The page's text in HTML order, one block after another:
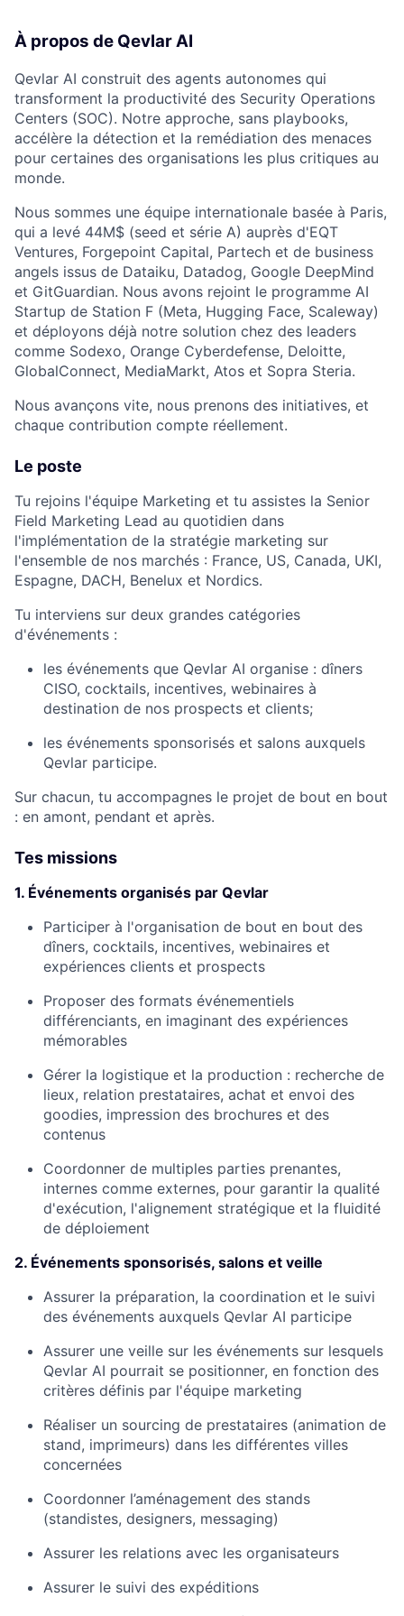
À propos de Qevlar AI
Qevlar AI construit des agents autonomes qui
transforment la productivité des Security Operations
Centers (SOC). Notre approche, sans playbooks,
accélère la détection et la remédiation des menaces
pour certaines des organisations les plus critiques au
monde.
Nous sommes une équipe internationale basée à Paris,
qui a levé 44M$ (seed et série A) auprès d'EQT
Ventures, Forgepoint Capital, Partech et de business
angels issus de Dataiku, Datadog, Google DeepMind
et GitGuardian. Nous avons rejoint le programme AI
Startup de Station F (Meta, Hugging Face, Scaleway)
et déployons déjà notre solution chez des leaders
comme Sodexo, Orange Cyberdefense, Deloitte,
GlobalConnect, MediaMarkt, Atos et Sopra Steria.
Nous avançons vite, nous prenons des initiatives, et
chaque contribution compte réellement.
Le poste
Tu rejoins l'équipe Marketing et tu assistes la Senior
Field Marketing Lead au quotidien dans
l'implémentation de la stratégie marketing sur
l'ensemble de nos marchés : France, US, Canada, UKI,
Espagne, DACH, Benelux et Nordics.
Tu interviens sur deux grandes catégories
d'événements :
les événements que Qevlar AI organise : dîners
CISO, cocktails, incentives, webinaires à
destination de nos prospects et clients;
les événements sponsorisés et salons auxquels
Qevlar participe.
Sur chacun, tu accompagnes le projet de bout en bout
: en amont, pendant et après.
Tes missions
1. Événements organisés par Qevlar
Participer à l'organisation de bout en bout des
dîners, cocktails, incentives, webinaires et
expériences clients et prospects
Proposer des formats événementiels
différenciants, en imaginant des expériences
mémorables
Gérer la logistique et la production : recherche de
lieux, relation prestataires, achat et envoi des
goodies, impression des brochures et des
contenus
Coordonner de multiples parties prenantes,
internes comme externes, pour garantir la qualité
d'exécution, l'alignement stratégique et la fluidité
de déploiement
2. Événements sponsorisés, salons et veille
Assurer la préparation, la coordination et le suivi
des événements auxquels Qevlar AI participe
Assurer une veille sur les événements sur lesquels
Qevlar AI pourrait se positionner, en fonction des
critères définis par l'équipe marketing
Réaliser un sourcing de prestataires (animation de
stand, imprimeurs) dans les différentes villes
concernées
Coordonner l’aménagement des stands
(standistes, designers, messaging)
Assurer les relations avec les organisateurs
Assurer le suivi des expéditions